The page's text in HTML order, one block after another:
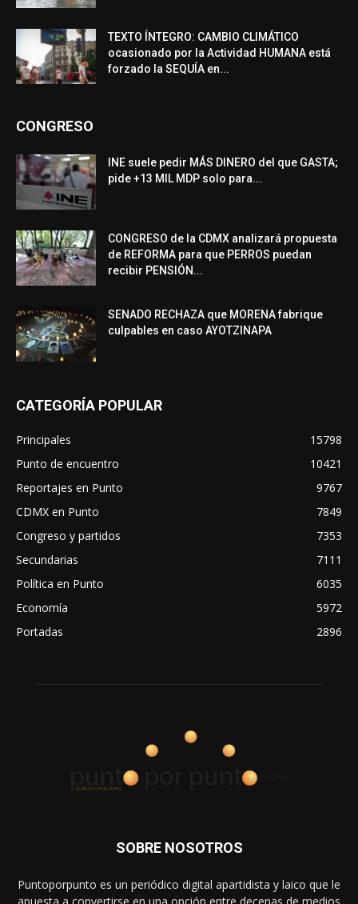
TEXTO ÍNTEGRO: CAMBIO CLIMÁTICO
ocasionado por la Actividad HUMANA está
forzado la SEQUÍA en...
CONGRESO
INE suele pedir MÁS DINERO del que GASTA;
pide +13 MIL MDP solo para...
CONGRESO de la CDMX analizará propuesta
de REFORMA para que PERROS puedan
recibir PENSIÓN...
SENADO RECHAZA que MORENA fabrique
culpables en caso AYOTZINAPA
CATEGORÍA POPULAR
Principales
15798
Punto de encuentro
10421
Reportajes en Punto
9767
CDMX en Punto
7849
Congreso y partidos
7353
Secundarias
7111
Política en Punto
6035
Economía
5972
Portadas
2896
SOBRE NOSOTROS
Puntoporpunto es un periódico digital apartidista y laico que le
apuesta a convertirse en una opción entre decenas de medios